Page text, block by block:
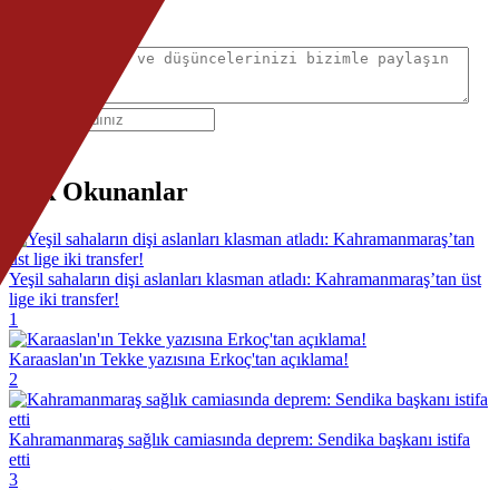
Çok Okunanlar
Yeşil sahaların dişi aslanları klasman atladı: Kahramanmaraş’tan üst
lige iki transfer!
1
Karaaslan'ın Tekke yazısına Erkoç'tan açıklama!
2
Kahramanmaraş sağlık camiasında deprem: Sendika başkanı istifa
etti
3